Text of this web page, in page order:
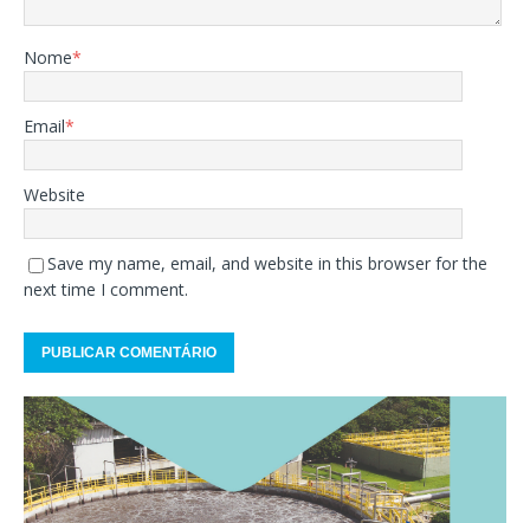
Nome*
Email*
Website
Save my name, email, and website in this browser for the
next time I comment.